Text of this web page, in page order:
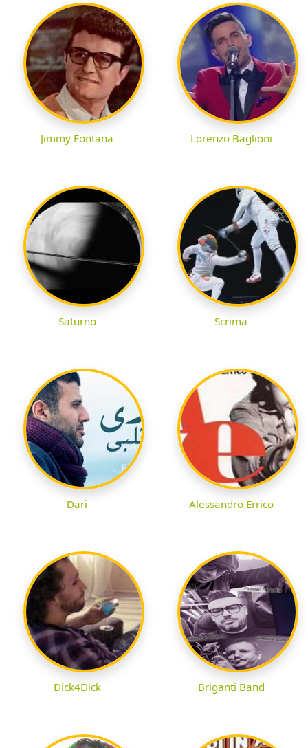
Jimmy Fontana Lorenzo Baglioni
Saturno Scrima
Dari Alessandro Errico
Dick4Dick Briganti Band